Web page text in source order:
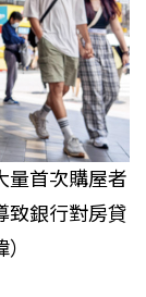
量首次購屋者
致銀行對房貸